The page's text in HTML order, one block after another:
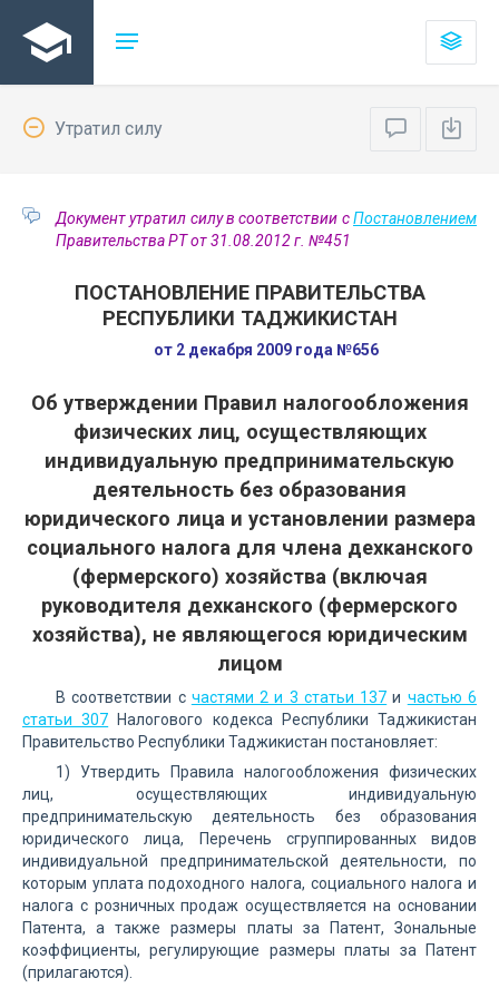
Утратил силу
Документ утратил силу в соответствии сПостановлением
Правительства РТ от 31.08.2012 г. №451
ПОСТАНОВЛЕНИЕ ПРАВИТЕЛЬСТВА
РЕСПУБЛИКИ ТАДЖИКИСТАН
от 2 декабря 2009 года №656
Об утверждении Правил налогообложения
физических лиц, осуществляющих
индивидуальную предпринимательскую
деятельность без образования
юридического лица и установлении размера
социального налога для члена дехканского
(фермерского) хозяйства (включая
руководителя дехканского (фермерского
хозяйства), не являющегося юридическим
лицом
В соответствии с частями 2 и 3 статьи 137 и частью 6
статьи 307 Налогового кодекса Республики Таджикистан
Правительство Республики Таджикистан постановляет:
1) Утвердить Правила налогообложения физических
лиц, осуществляющих индивидуальную
предпринимательскую деятельность без образования
юридического лица, Перечень сгруппированных видов
индивидуальной предпринимательской деятельности, по
которым уплата подоходного налога, социального налога и
налога с розничных продаж осуществляется на основании
Патента, а также размеры платы за Патент, Зональные
коэффициенты, регулирующие размеры платы за Патент
(прилагаются).